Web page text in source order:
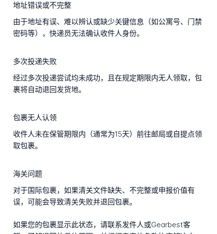
地址错误或不完整
由于地址有误、难以辨认或缺少关键信息（如公寓号、门禁
密码等），快递员无法确认收件人身份。
多次投递失败
经过多次投递尝试均未成功，且在规定期限内无人领取，包
裹将自动退回发货地。
包裹无人认领
收件人未在保管期限内（通常为15天）前往邮局或自提点领
取包裹。
海关问题
对于国际包裹，如果清关文件缺失、不完整或申报价值有
误，可能会导致清关失败并退回包裹。
如果您的包裹显示此状态，请联系发件人或Gearbest客